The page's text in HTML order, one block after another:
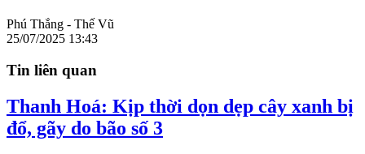
Phú Thắng - Thế Vũ
25/07/2025 13:43
Tin liên quan
Thanh Hoá: Kịp thời dọn dẹp cây xanh bị
đổ, gãy do bão số 3